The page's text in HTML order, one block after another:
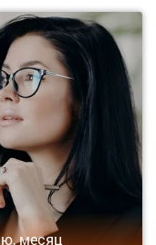
месяц